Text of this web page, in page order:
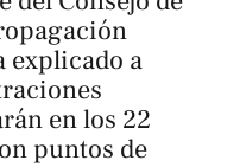
explicado a
en los 22
puntos de